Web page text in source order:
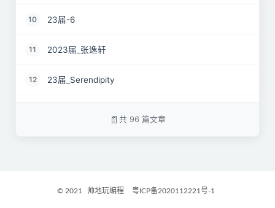
10 23届-6
11 2023届_张逸轩
12 23届_Serendipity
共 96 篇文章
© 2021 帅地玩编程 粤ICP备2020112221号-1